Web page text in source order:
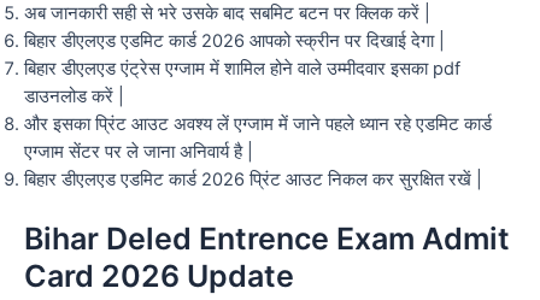
अब जानकारी सही से भरे उसके बाद सबमिट बटन पर क्लिक करें |
बिहार डीएलएड एडमिट कार्ड 2026 आपको स्क्रीन पर दिखाई देगा |
बिहार डीएलएड एंट्रेस एग्जाम में शामिल होने वाले उम्मीदवार इसका pdf
डाउनलोड करें |
और इसका प्रिंट आउट अवश्य लें एग्जाम में जाने पहले ध्यान रहे एडमिट कार्ड
एग्जाम सेंटर पर ले जाना अनिवार्य है |
बिहार डीएलएड एडमिट कार्ड 2026 प्रिंट आउट निकल कर सुरक्षित रखें |
Bihar Deled Entrence Exam Admit
Card 2026 Update